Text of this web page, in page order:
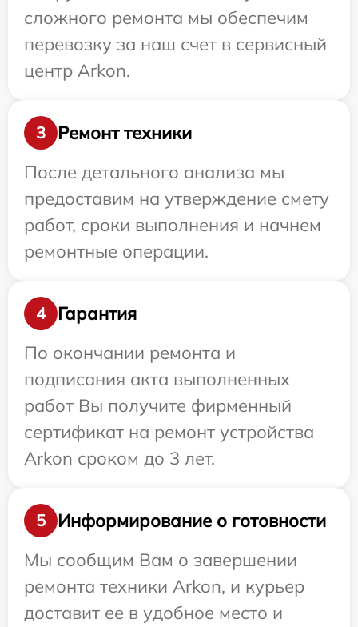
сложного ремонта мы обеспечим
перевозку за наш счет в сервисный
центр Arkon.
3
Ремонт техники
После детального анализа мы
предоставим на утверждение смету
работ, сроки выполнения и начнем
ремонтные операции.
4
Гарантия
По окончании ремонта и
подписания акта выполненных
работ Вы получите фирменный
сертификат на ремонт устройства
Arkon сроком до 3 лет.
5
Информирование о готовности
Мы сообщим Вам о завершении
ремонта техники Arkon, и курьер
доставит ее в удобное место и